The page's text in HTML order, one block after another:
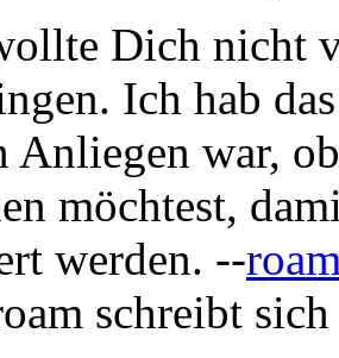
Dich nicht
Ich hab
Anliegen war,
möchtest,
werden. --
schreibt